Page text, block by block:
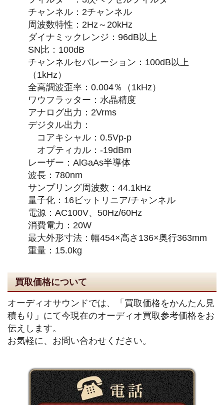
チャンネル：2チャンネル
周波数特性：2Hz～20kHz
ダイナミックレンジ：96dB以上
SN比：100dB
チャンネルセパレーション：100dB以上
（1kHz）
全高調波歪率：0.004％（1kHz）
ワウフラッター：水晶精度
アナログ出力：2Vrms
デジタル出力：
コアキシャル：0.5Vp-p
オプティカル：-19dBm
レーザー：AlGaAs半導体
波長：780nm
サンプリング周波数：44.1kHz
量子化：16ビットリニア/チャンネル
電源：AC100V、50Hz/60Hz
消費電力：20W
最大外形寸法：幅454×高さ136×奥行363mm
重量：15.0kg
買取価格について
オーディオサウンドでは、「買取価格をかんたん見
積もり」にて今現在のオーディオ買取参考価格をお
伝えします。
お気軽に、お問い合わせください。